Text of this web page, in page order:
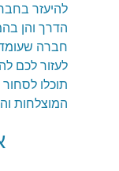
להיעזר
הדרך והן
חברה
לעזור לכם
תוכלו
המוצלחות